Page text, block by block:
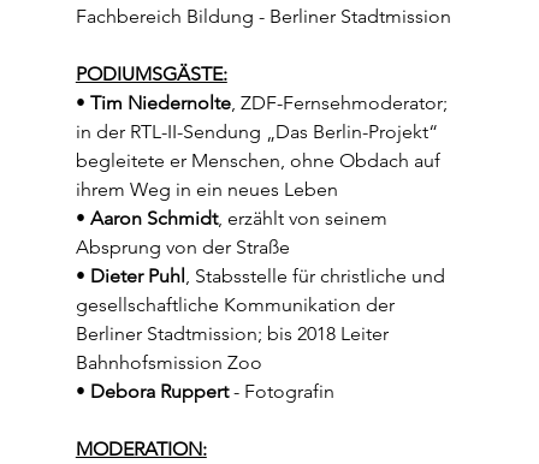
Fachbereich Bildung - Berliner Stadtmission
PODIUMSGÄSTE:
• Tim Niedernolte, ZDF-Fernsehmoderator;
in der RTL-II-Sendung „Das Berlin-Projekt“
begleitete er Menschen, ohne Obdach auf
ihrem Weg in ein neues Leben
• Aaron Schmidt, erzählt von seinem
Absprung von der Straße
• Dieter Puhl, Stabsstelle für christliche und
gesellschaftliche Kommunikation der
Berliner Stadtmission; bis 2018 Leiter
Bahnhofsmission Zoo
• Debora Ruppert - Fotografin
MODERATION: